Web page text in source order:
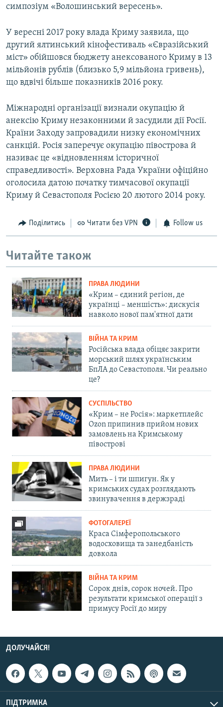
симпозіум «Волошинський вересень».
У вересні 2017 року влада Криму заявила, що
другий ялтинський кінофестиваль «Євразійський
міст» обійшовся бюджету анексованого Криму в 13
мільйонів рублів (близько 5,9 мільйона гривень),
що вдвічі більше показників 2016 року.
Міжнародні організації визнали окупацію й
анексію Криму незаконними й засудили дії Росії.
Країни Заходу запровадили низку економічних
санкцій. Росія заперечує окупацію півострова й
називає це «відновленням історичної
справедливості». Верховна Рада України офіційно
оголосила датою початку тимчасової окупації
Криму й Севастополя Росією 20 лютого 2014 року.
Поділитись Читати без VPN Follow us
Читайте також
ПРАВА ЛЮДИНИ
«Крим – єдиний регіон, де
українці – меншість»: дискусія
навколо нової пам'ятної дати
ВІЙНА ТА КРИМ
Російська влада обіцяє закрити
морський шлях українським
БпЛА до Севастополя. Чи реально
це?
СУСПІЛЬСТВО
«Крим – не Росія»: маркетплейс
Ozon припинив прийом нових
замовлень на Кримському
півострові
ПРАВА ЛЮДИНИ
Мить – і ти шпигун. Як у
кримських судах розглядають
звинувачення в держзраді
ФОТОГАЛЕРЕЇ
Краса Сімферопольського
водосховища та занедбаність
довкола
ВІЙНА ТА КРИМ
Сорок днів, сорок ночей. Про
результати кримської операції з
примусу Росії до миру
ДОЛУЧАЙСЯ!
ПІДТРИМКА